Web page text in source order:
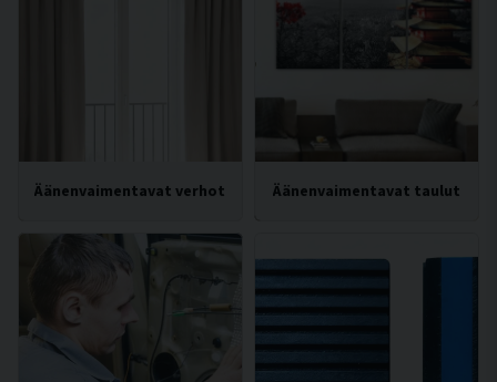
Äänenvaimentavat verhot Äänenvaimentavat taulut